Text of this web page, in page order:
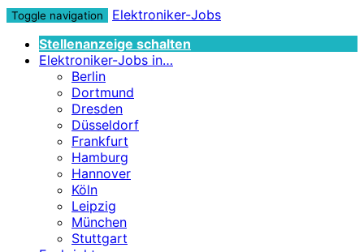
Toggle navigation
Elektroniker-Jobs
Stellenanzeige schalten
Elektroniker-Jobs in…
Berlin
Dortmund
Dresden
Düsseldorf
Frankfurt
Hamburg
Hannover
Köln
Leipzig
München
Stuttgart